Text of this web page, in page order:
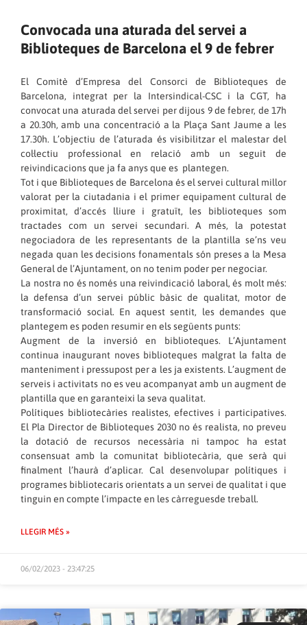
Convocada una aturada del servei a
Biblioteques de Barcelona el 9 de febrer
El Comitè d’Empresa del Consorci de Biblioteques de
Barcelona, integrat per la Intersindical-CSC i la CGT, ha
convocat una aturada del servei per dijous 9 de febrer, de 17h
a 20.30h, amb una concentració a la Plaça Sant Jaume a les
17.30h. L’objectiu de l’aturada és visibilitzar el malestar del
col·lectiu professional en relació amb un seguit de
reivindicacions que ja fa anys que es plantegen.
Tot i que Biblioteques de Barcelona és el servei cultural millor
valorat per la ciutadania i el primer equipament cultural de
proximitat, d’accés lliure i gratuït, les biblioteques som
tractades com un servei secundari. A més, la potestat
negociadora de les representants de la plantilla se’ns veu
negada quan les decisions fonamentals són preses a la Mesa
General de l’Ajuntament, on no tenim poder per negociar.
La nostra no és només una reivindicació laboral, és molt més:
la defensa d’un servei públic bàsic de qualitat, motor de
transformació social. En aquest sentit, les demandes que
plantegem es poden resumir en els següents punts:
Augment de la inversió en biblioteques. L’Ajuntament
continua inaugurant noves biblioteques malgrat la falta de
manteniment i pressupost per a les ja existents. L’augment de
serveis i activitats no es veu acompanyat amb un augment de
plantilla que en garanteixi la seva qualitat.
Polítiques bibliotecàries realistes, efectives i participatives.
El Pla Director de Biblioteques 2030 no és realista, no preveu
la dotació de recursos necessària ni tampoc ha estat
consensuat amb la comunitat bibliotecària, que serà qui
finalment l’haurà d’aplicar. Cal desenvolupar polítiques i
programes bibliotecaris orientats a un servei de qualitat i que
tinguin en compte l’impacte en les càrreguesde treball.
LLEGIR MÉS »
06/02/2023 - 23:47:25